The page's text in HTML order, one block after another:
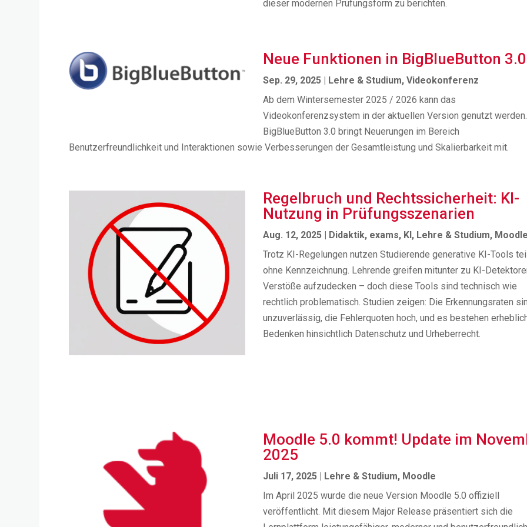
dieser modernen Prüfungsform zu berichten.
Neue Funktionen in BigBlueButton 3.0
Sep. 29, 2025 Lehre & Studium,Videokonferenz
Ab dem Wintersemester 2025 / 2026 kann das
Videokonferenzsystem in der aktuellen Version genutzt werden.
BigBlueButton 3.0 bringt Neuerungen im Bereich
Benutzerfreundlichkeit und Interaktionen sowie Verbesserungen der Gesamtleistung und Skalierbarkeit mit.
Regelbruch und Rechtssicherheit: KI-
Nutzung in Prüfungsszenarien
Aug. 12, 2025 Didaktik, exams, KI , Lehre & Studium, Moodle
Trotz KI-Regelungen nutzen Studierende generative KI-Tools
ohne Kennzeichnung. Lehrende greifen mitunter zu KI-
Verstöße aufzudecken – doch diese Tools sind technisch wie
rechtlich problematisch. Studien zeigen: Die Erkennungsraten
unzuverlässig, die Fehlerquoten hoch, und es bestehen
Bedenken hinsichtlich Datenschutz und Urheberrecht.
Moodle 5.0 kommt! Update im
2025
Juli 17, 2025 | Lehre & Studium, Moodle
Im April 2025 wurde die neue Version Moodle 5.0 offiziell
veröffentlicht. Mit diesem Major Release präsentiert sich die